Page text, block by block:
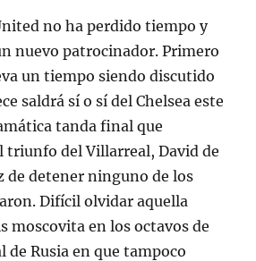
no ha perdido tiempo y
nuevo patrocinador. Primero
un tiempo siendo discutido
saldrá sí o sí del Chelsea este
tanda final que
triunfo del Villarreal, David de
de detener ninguno de los
Difícil olvidar aquella
moscovita en los octavos de
Rusia en que tampoco